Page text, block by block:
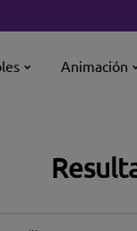
Animación